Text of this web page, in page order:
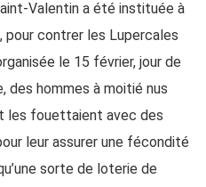
Valentin a été instituée à
pour contrer les Lupercales
le 15 février, jour de
hommes à moitié nus
les fouettaient avec des
leur assurer une fécondité
sorte de loterie de